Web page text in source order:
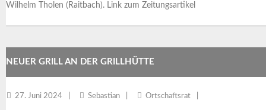
Wilhelm Tholen (Raitbach). Link zum Zeitungsartikel
NEUER GRILL AN DER GRILLHÜTTE
27. Juni 2024 Sebastian Ortschaftsrat